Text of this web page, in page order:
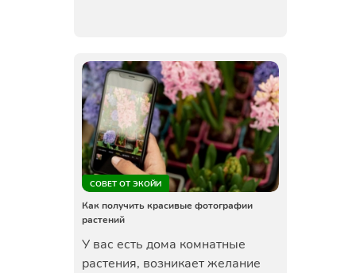
СОВЕТ ОТ ЭКОЙИ
Как получить красивые фотографии
растений
У вас есть дома комнатные
растения, возникает желание